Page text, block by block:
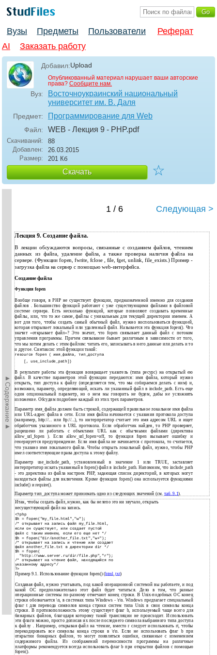
Вузы Предметы Пользователи
Реферат
AI
Заказать работу
Добавил:Upload
Опубликованный материал нарушает ваши авторские
права? Сообщите нам.
Вуз:
Восточноукраинский национальный
университет им. В. Даля
Предмет: Программирование для Web
Файл: WEB - Лекция 9 - PHP.pdf
Скачиваний:
88
Добавлен:
26.03.2015
Размер:
201 Кб
Скачать ☆
►Содержание►
1 / 6 Следующая >
Лекция 9. Создание файла.
В лекции обсуждаются вопросы, связанные с созданием файлов, чтением
данных из файла, удаление файла, а также проверка наличия файла на
сервере. (Функции fopen, fwrite, fclose , file, fget, unlink, file_exists.) Пример -
загрузка файла на сервер с помощью web-интерфейса.
Создание файла
Функция fopen
Вообще говоря, в PHP не существует функции, предназначенной именно для создания
файлов . Большинство функций работают с уже существующими файлами в файловой
системе сервера. Есть несколько функций, которые позволяют создавать временные
файлы, или, что то же самое, файлы с уникальным для текущей директории именем. А
вот для того, чтобы создать самый обычный файл, нужно воспользоваться функцией,
которая открывает локальный или удаленный файл. Называется эта функция fopen(). Что
значит «открывает файл»? Это значит, что fopen связывает данный файл с потоком
управления программы. Причем связывание бывает различным в зависимости от того,
что мы хотим делать с этим файлом: читать его, записывать в него данные или делать и то
и другое. Синтаксис этой функции такой:
resource fopen ( имя_файла, тип_доступа
[, use_include_path])
В результате работы эта функция возвращает указатель (типа ресурс) на открытый ею
файл. В качестве параметров этой функции передаются: имя файла, который нужно
открыть, тип доступа к файлу (определяется тем, что мы собираемся делать с ним) и,
возможно, параметр, определяющий, искать ли указанный файл в include_path. Есть еще
один опциональный параметр, но о нем мы говорить не будем, дабы не усложнять
изложение. Обсудим подробнее каждый из этих трех параметров.
Параметр имя_файла должен быть строкой, содержащей правильное локальное имя файла
или URL-адрес файла в сети. Если имя файла начинается с указания протокола доступа
(например, http://... или ftp://...), то интерпретатор считает это имя адресом URL и ищет
обработчик указанного в URL протокола. Если обработчик найден, то PHP проверяет,
разрешено ли работать с объектами URL как с обычными файлами (директива
allow_url_fopen ). Если allow_url_fopen=off, то функция fopen вызывает ошибку и
генерируется предупреждение. Если имя файла не начинается с протокола, то считается,
что указано имя локального файла. Чтобы открыть локальный файл, нужно, чтобы PHP
имел соответствующие права доступа к этому файлу.
Параметр use_include_path, установленный в значение 1 или TRUE, заставляет
интерпретатор искать указанный в fopen() файл в include_path. Напомним, что include_path
- это директива из файла настроек PHP, задающая список директорий, в которых могут
находиться файлы для включения. Кроме функции fopen() она используется функциями
include() и require().
Параметр тип_доступа может принимать одно из следующих значений (см. таб. 9.1).
Итак, чтобы создать файл, нужно, как бы нелепо это ни звучало, открыть
несуществующий файл на запись.
<?php
$h = fopen("my_file.html","w");
/* открывает на запись файл my_file.html,
если он существует, или создает пустой
файл с таким именем, если его еще нет */
$h = fopen("dir/another_file.txt","w+");
/* открывает на запись и чтение или создает
файл another_file.txt в директории dir */
$h = fopen(
"http://www.server.ru/dir/file.php","r");
/* открывает на чтение файл, находящийся по
указанному адресу*/
?>
Пример 9.1. Использование функции fopen() (html ,txt)
Создавая файл, нужно учитывать, под какой операционной системой вы работаете, и под
какой ОС предположительно этот файл будет читаться. Дело в том, что разные
операционные системы по-разному отмечают конец строки. В Unix-подобных ОС конец
строки обозначается \n, в системах типа Windows - \r\n. Windows предлагает специальный
флаг t для перевода символов конца строки систем типа Unix в свои символы конца
строки. В противоположность этому существует флаг b, используемый чаще всего для
бинарных файлов, благодаря которому такой трансляции не происходит. Использовать
эти флаги можно, просто дописав их после последнего символа выбранного типа доступа
к файлу . Например, открывая файл на чтение, вместо r следует использовать rt, чтобы
перекодировать все символы конца строки в \r\n. Если не использовать флаг b при
открытии бинарных файлов, то могут появляться ошибки, связанные с изменением
содержимого файла. Из соображений переносимости программы на различные
платформы рекомендуется всегда использовать флаг b при открытии файлов с помощью
fopen().